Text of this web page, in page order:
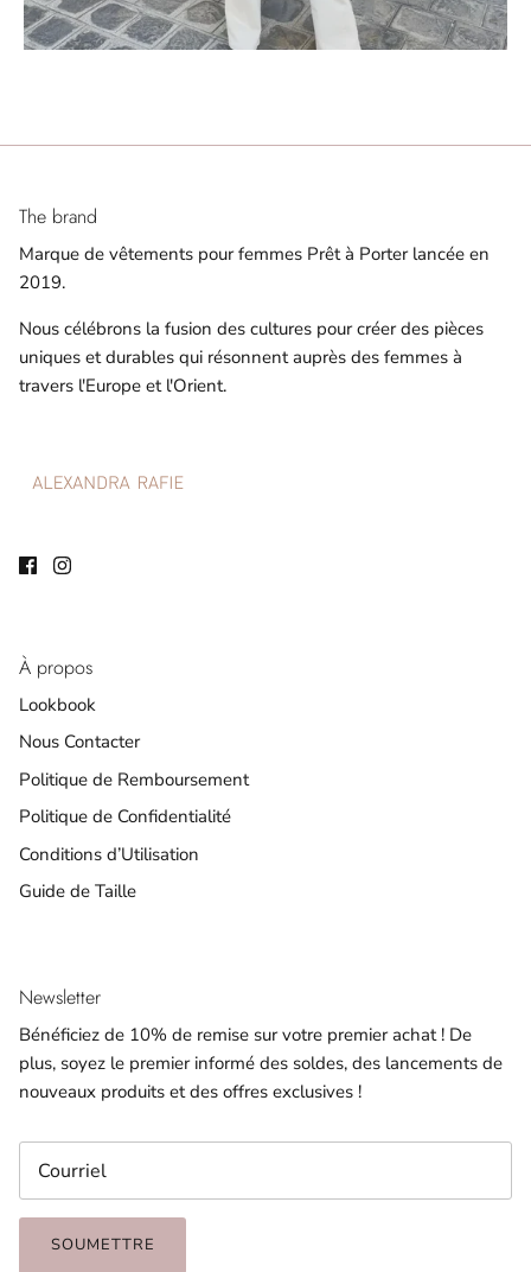
The brand
Marque de vêtements pour femmes Prêt à Porter lancée en
2019.
Nous célébrons la fusion des cultures pour créer des pièces
uniques et durables qui résonnent auprès des femmes à
travers l'Europe et l'Orient.
À propos
Lookbook
Nous Contacter
Politique de Remboursement
Politique de Confidentialité
Conditions d’Utilisation
Guide de Taille
Newsletter
Bénéficiez de 10% de remise sur votre premier achat ! De
plus, soyez le premier informé des soldes, des lancements de
nouveaux produits et des offres exclusives !
SOUMETTRE